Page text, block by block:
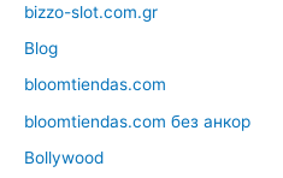
bizzo-slot.com.gr
Blog
bloomtiendas.com
bloomtiendas.com без анкор
Bollywood